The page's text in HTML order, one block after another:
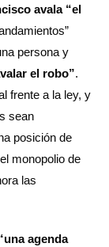
avala “el
persona y
el robo”.
frente a la ley, y
sean
posición de
monopolio de
las
agenda